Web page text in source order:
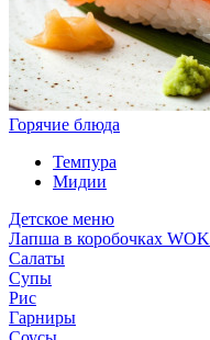
Горячие блюда
Темпура
Мидии
Детское меню
Лапша в коробочках WOK
Салаты
Супы
Рис
Гарниры